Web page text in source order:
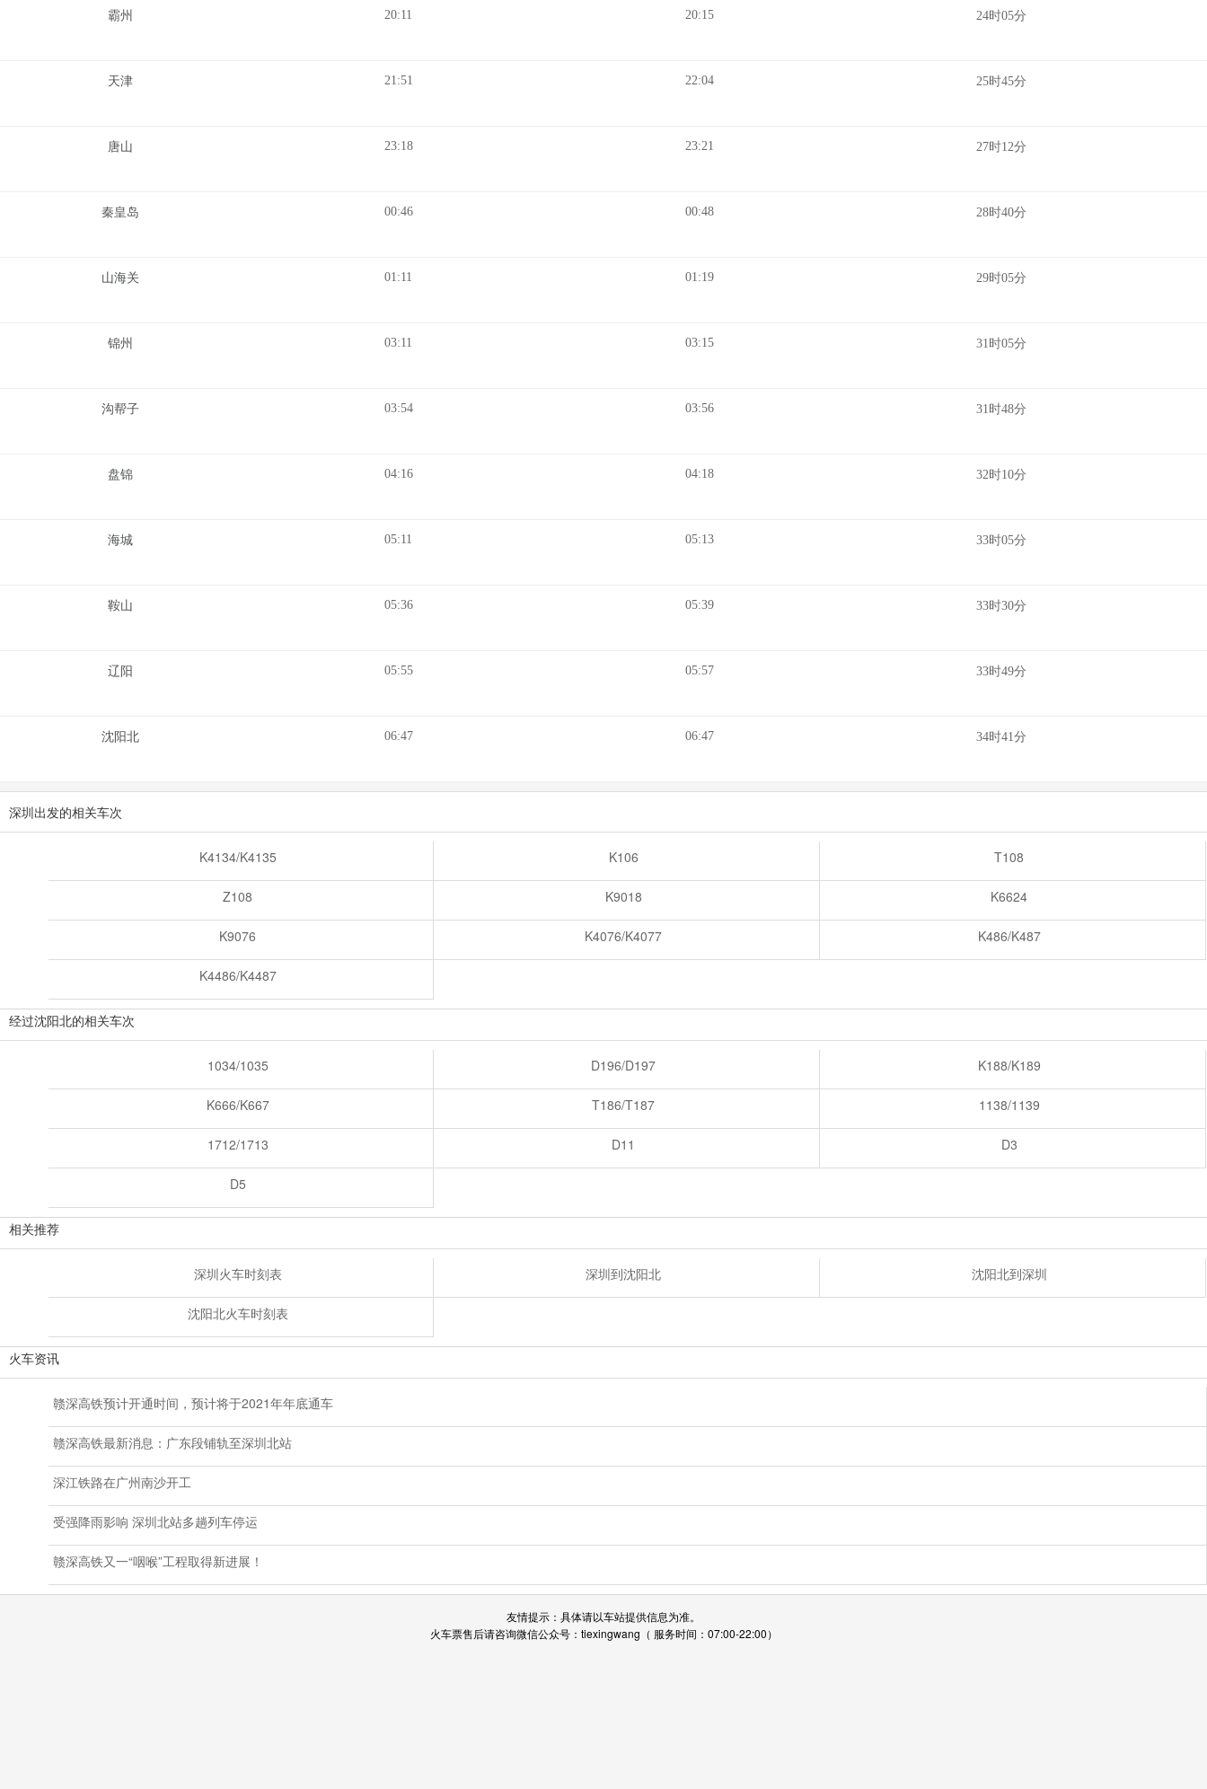
霸州 20:11 20:15 24时05分
天津 21:51 22:04 25时45分
唐山 23:18 23:21 27时12分
秦皇岛 00:46 00:48 28时40分
山海关 01:11 01:19 29时05分
锦州 03:11 03:15 31时05分
沟帮子 03:54 03:56 31时48分
盘锦 04:16 04:18 32时10分
海城 05:11 05:13 33时05分
鞍山 05:36 05:39 33时30分
辽阳 05:55 05:57 33时49分
沈阳北 06:47 06:47 34时41分
深圳出发的相关车次
K4134/K4135 K106 T108
Z108 K9018 K6624
K9076 K4076/K4077 K486/K487
K4486/K4487
经过沈阳北的相关车次
1034/1035 D196/D197 K188/K189
K666/K667 T186/T187 1138/1139
1712/1713 D11 D3
D5
相关推荐
深圳火车时刻表 深圳到沈阳北 沈阳北到深圳
沈阳北火车时刻表
火车资讯
赣深高铁预计开通时间，预计将于2021年年底通车
赣深高铁最新消息：广东段铺轨至深圳北站
深江铁路在广州南沙开工
受强降雨影响 深圳北站多趟列车停运
赣深高铁又一“咽喉”工程取得新进展！
友情提示：具体请以车站提供信息为准。
火车票售后请咨询微信公众号：tiexingwang（ 服务时间：07:00-22:00）